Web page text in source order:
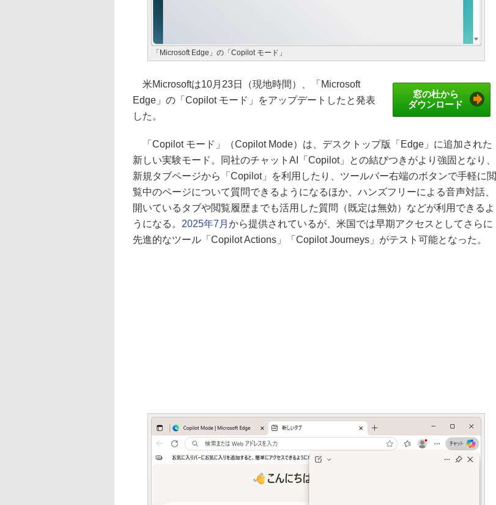
「Microsoft Edge」の「Copilot モード」
窓の杜から
ダウンロード
米Microsoftは10月23日（現地時間）、「Microsoft
Edge」の「Copilot モード」をアップデートしたと発表
した。
「Copilot モード」（Copilot Mode）は、デスクトップ版「Edge」に追加された
新しい実験モード。同社のチャットAI「Copilot」との結びつきがより強固となり、
新規タブページから「Copilot」を利用したり、ツールバー右端のボタンで手軽に閲
覧中のページについて質問できるようになるほか、ハンズフリーによる音声対話、
開いているタブや閲覧履歴までも活用した質問（既定は無効）などが利用できるよ
うになる。 2025年7月 から提供されているが、米国では早期アクセスとしてさらに
先進的なツール「Copilot Actions」「Copilot Journeys」がテスト可能となった。